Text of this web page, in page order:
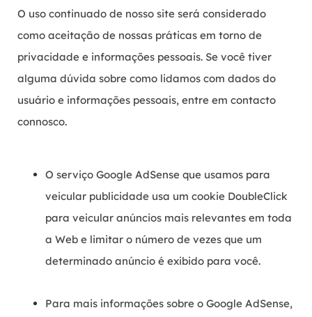
O uso continuado de nosso site será considerado
como aceitação de nossas práticas em torno de
privacidade e informações pessoais. Se você tiver
alguma dúvida sobre como lidamos com dados do
usuário e informações pessoais, entre em contacto
connosco.
O serviço Google AdSense que usamos para
veicular publicidade usa um cookie DoubleClick
para veicular anúncios mais relevantes em toda
a Web e limitar o número de vezes que um
determinado anúncio é exibido para você.
Para mais informações sobre o Google AdSense,